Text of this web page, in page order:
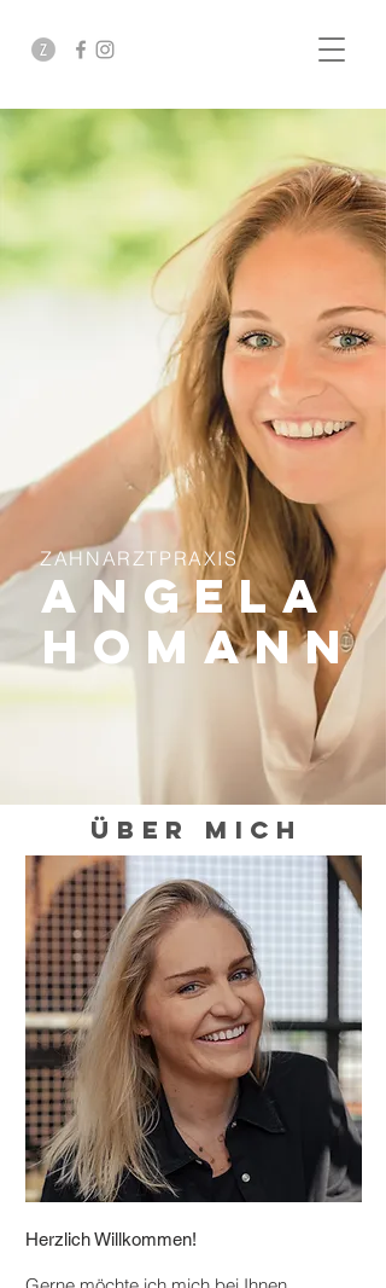
ZAHNARZTPRAXIS
Angela
Homann
Über mich
Herzlich Willkommen!